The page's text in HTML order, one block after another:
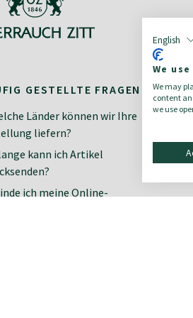
English
We
We may
content
we use
GESTELLTE FRAGEN
Länder können wir Ihre
liefern?
kann ich Artikel
ich meine Online-